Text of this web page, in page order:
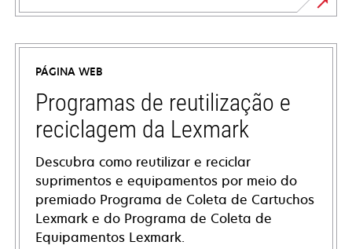
opens
in
new
tab
PÁGINA WEB
Programas de reutilização e
reciclagem da Lexmark
Descubra como reutilizar e reciclar
suprimentos e equipamentos por meio do
premiado Programa de Coleta de Cartuchos
Lexmark e do Programa de Coleta de
Equipamentos Lexmark.